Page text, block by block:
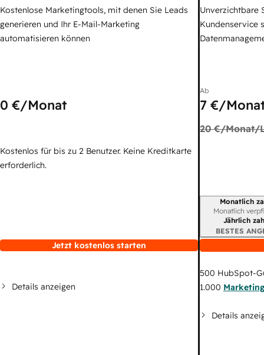
Kostenlose Marketingtools, mit denen Sie Leads
generieren und Ihr E-Mail-Marketing
automatisieren können
0 €/Monat
Kostenlos für bis zu 2 Benutzer. Keine Kreditkarte
erforderlich.
Jetzt kostenlos starten
Details anzeigen
Unverzichtbare
Kundenservice
Ab
7 €/
20 €/Monat/
Monatlich
Monatlich
Jährlich
BESTES
500 HubSpot-
1.000
Details